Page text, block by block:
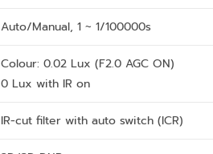
Auto/Manual, 1 ~ 1/100000s
Colour: 0.02 Lux (F2.0 AGC ON)
0 Lux with IR on
IR-cut filter with auto switch (ICR)